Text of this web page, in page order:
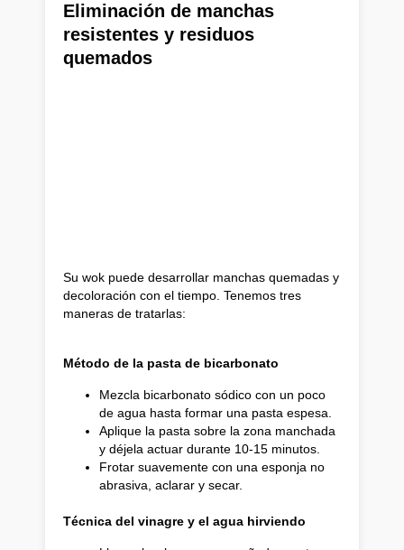
Eliminación de manchas
resistentes y residuos
quemados
Su wok puede desarrollar manchas quemadas y
decoloración con el tiempo. Tenemos tres
maneras de tratarlas:
Método de la pasta de bicarbonato
Mezcla bicarbonato sódico con un poco
de agua hasta formar una pasta espesa.
Aplique la pasta sobre la zona manchada
y déjela actuar durante 10-15 minutos.
Frotar suavemente con una esponja no
abrasiva, aclarar y secar.
Técnica del vinagre y el agua hirviendo